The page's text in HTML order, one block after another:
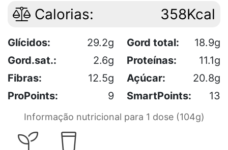
Calorias: 358Kcal
Glícidos: 29.2g Gord total:
18.9g
Gord.sat.:
2.6g Proteínas:
11.1g
Fibras:
12.5g Açúcar:
20.8g
ProPoints:
9 SmartPoints: 13
Informação nutricional para 1 dose (104g)